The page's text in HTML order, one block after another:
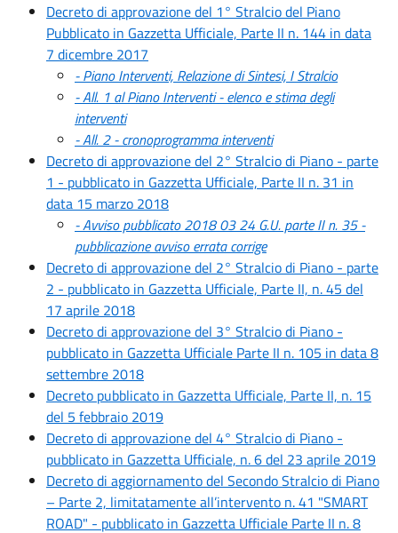
Decreto di approvazione del 1° Stralcio del Piano
Pubblicato in Gazzetta Ufficiale, Parte II n. 144 in data
7 dicembre 2017
- Piano Interventi, Relazione di Sintesi, I Stralcio
- All. 1 al Piano Interventi - elenco e stima degli
interventi
- All. 2 - cronoprogramma interventi
Decreto di approvazione del 2° Stralcio di Piano - parte
1 - pubblicato in Gazzetta Ufficiale, Parte II n. 31 in
data 15 marzo 2018
- Avviso pubblicato 2018 03 24 G.U. parte II n. 35 -
pubblicazione avviso errata corrige
Decreto di approvazione del 2° Stralcio di Piano - parte
2 - pubblicato in Gazzetta Ufficiale, Parte II, n. 45 del
17 aprile 2018
Decreto di approvazione del 3° Stralcio di Piano -
pubblicato in Gazzetta Ufficiale Parte II n. 105 in data 8
settembre 2018
Decreto pubblicato in Gazzetta Ufficiale, Parte II, n. 15
del 5 febbraio 2019
Decreto di approvazione del 4° Stralcio di Piano -
pubblicato in Gazzetta Ufficiale, n. 6 del 23 aprile 2019
Decreto di aggiornamento del Secondo Stralcio di Piano
– Parte 2, limitatamente all’intervento n. 41 "SMART
ROAD" - pubblicato in Gazzetta Ufficiale Parte II n. 8